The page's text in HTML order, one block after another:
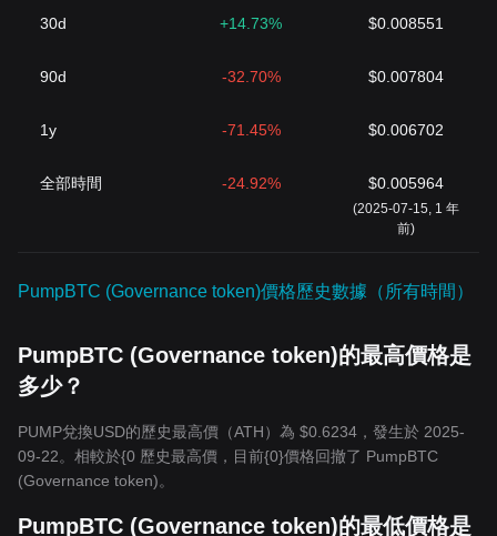
30d +14.73% $0.008551
90d -32.70% $0.007804
1y -71.45% $0.006702
全部時間 -24.92% $0.005964
(2025-07-15, 1 年
前)
PumpBTC (Governance token)價格歷史數據（所有時間）
PumpBTC (Governance token)的最高價格是
多少？
PUMP兌換USD的歷史最高價（ATH）為 $0.6234，發生於 2025-
09-22。相較於{0 歷史最高價，目前{0}價格回撤了 PumpBTC
(Governance token)。
PumpBTC (Governance token)的最低價格是